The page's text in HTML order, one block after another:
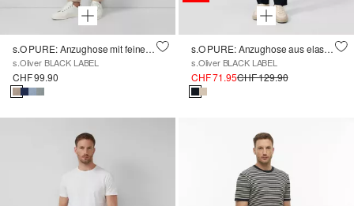
s.O PURE: Anzughose mit feiner Webstruktur
s.Oliver BLACK LABEL
CHF 99.90
s.O PURE: Anzughose aus elastischem Leinenmix
s.Oliver BLACK LABEL
CHF 71.95CHF 129.90